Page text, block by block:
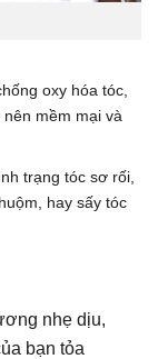
oxy hóa tóc,
mềm mại và
trạng tóc sơ rối,
hay sấy tóc
nhẹ dịu,
bạn tỏa